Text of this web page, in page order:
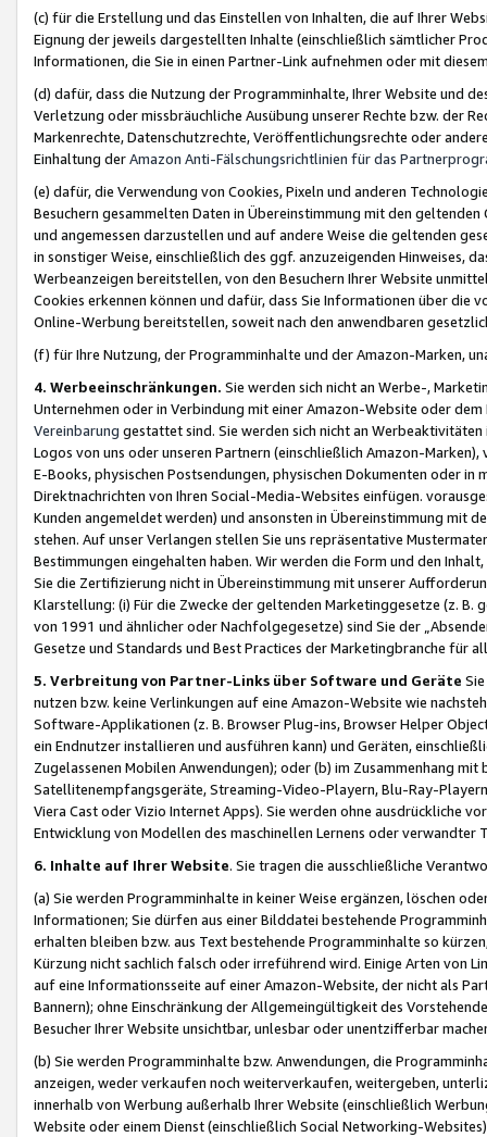
(c) für die Erstellung und das Einstellen von Inhalten, die auf Ihrer
Eignung der jeweils dargestellten Inhalte (einschließlich sämtlicher
Informationen, die Sie in einen Partner-Link aufnehmen oder mit
(d) dafür, dass die Nutzung der Programminhalte, Ihrer Website und
Verletzung oder missbräuchliche Ausübung unserer Rechte bzw. der
Markenrechte, Datenschutzrechte, Veröffentlichungsrechte oder
Einhaltung derAmazon Anti-Fälschungsrichtlinien für das
(e) dafür, die Verwendung von Cookies, Pixeln und anderen
Besuchern gesammelten Daten in Übereinstimmung mit den
und angemessen darzustellen und auf andere Weise die geltenden
in sonstiger Weise, einschließlich des ggf. anzuzeigenden Hinweises,
Werbeanzeigen bereitstellen, von den Besuchern Ihrer Website
Cookies erkennen können und dafür, dass Sie Informationen über die
Online-Werbung bereitstellen, soweit nach den anwendbaren
(f) für Ihre Nutzung, der Programminhalte und der Amazon-Marken,
4. Werbeeinschränkungen. Sie werden sich nicht an Werbe-,
Unternehmen oder in Verbindung mit einer Amazon-Website oder
Vereinbarung gestattet sind. Sie werden sich nicht an
Logos von uns oder unseren Partnern (einschließlich Amazon-
E-Books, physischen Postsendungen, physischen Dokumenten oder in
Direktnachrichten von Ihren Social-Media-Websites einfügen.
Kunden angemeldet werden) und ansonsten in Übereinstimmung mit
stehen. Auf unser Verlangen stellen Sie uns repräsentative
Bestimmungen eingehalten haben. Wir werden die Form und den
Sie die Zertifizierung nicht in Übereinstimmung mit unserer
Klarstellung: (i) Für die Zwecke der geltenden Marketinggesetze (z. B.
von 1991 und ähnlicher oder Nachfolgegesetze) sind Sie der
Gesetze und Standards und Best Practices der Marketingbranche für
5. Verbreitung von Partner-Links über Software und Geräte
nutzen bzw. keine Verlinkungen auf eine Amazon-Website wie
Software-Applikationen (z. B. Browser Plug-ins, Browser Helper
ein Endnutzer installieren und ausführen kann) und Geräten,
Zugelassenen Mobilen Anwendungen); oder (b) im Zusammenhang
Satellitenempfangsgeräte, Streaming-Video-Playern, Blu-Ray-
Viera Cast oder Vizio Internet Apps). Sie werden ohne ausdrückliche
Entwicklung von Modellen des maschinellen Lernens oder
6. Inhalte auf Ihrer Website. Sie tragen die ausschließliche
(a) Sie werden Programminhalte in keiner Weise ergänzen, löschen
Informationen; Sie dürfen aus einer Bilddatei bestehende
erhalten bleiben bzw. aus Text bestehende Programminhalte so
Kürzung nicht sachlich falsch oder irreführend wird. Einige Arten von
auf eine Informationsseite auf einer Amazon-Website, der nicht als
Bannern); ohne Einschränkung der Allgemeingültigkeit des
Besucher Ihrer Website unsichtbar, unlesbar oder unentzifferbar
(b) Sie werden Programminhalte bzw. Anwendungen, die
anzeigen, weder verkaufen noch weiterverkaufen, weitergeben,
innerhalb von Werbung außerhalb Ihrer Website (einschließlich
Website oder einem Dienst (einschließlich Social Networking-